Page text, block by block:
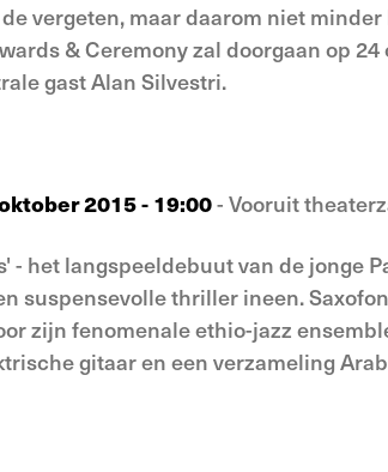
vergeten, maar daarom niet
& Ceremony zal doorgaan op
gast Alan Silvestri.
2015 - 19:00- Vooruit
- het langspeeldebuut van de jonge
suspensevolle thriller ineen.
zijn fenomenale ethio-jazz
gitaar en een verzameling